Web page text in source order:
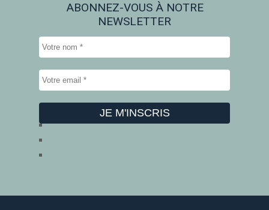
ABONNEZ-VOUS À NOTRE
NEWSLETTER